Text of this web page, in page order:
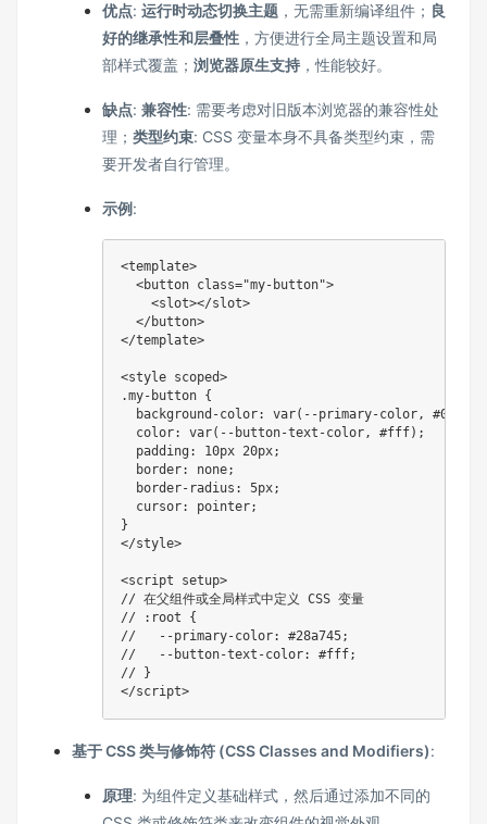
优点: 运行时动态切换主题 ，无需重新编译组件； 良
好的继承性和层叠性 ，方便进行全局主题设置和局
部样式覆盖； 浏览器原生支持 ，性能较好。
缺点: 兼容性: 需要考虑对旧版本浏览器的兼容性处
理； 类型约束: CSS 变量本身不具备类型约束，需
要开发者自行管理。
示例:
<template>
  <button class="my-button">
    <slot></slot>
  </button>
</template>
<style scoped>
.my-button {
background-color: var(--primary-color,
  color: var(--button-text-color, #fff);
  padding: 10px 20px;
  border: none;
  border-radius: 5px;
  cursor: pointer;
}
</style>
<script setup>
// 在父组件或全局样式中定义 CSS 变量
// :root {
//   --primary-color: #28a745;
//   --button-text-color: #fff;
// }
基于 CSS 类与修饰符 (CSS Classes and Modifiers):
原理: 为组件定义基础样式，然后通过添加不同的